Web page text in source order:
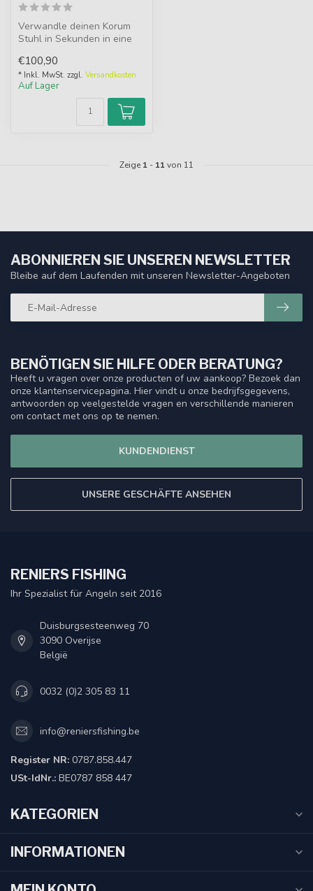
Verwandle deinen Korum
Stuhl in Sekunden in eine
Transpor...
€100,90
* Inkl. MwSt. zzgl. Versandkosten
Auf Lager
Zeige 1 - 11von 11
BENÖTIGEN SIE HILFE ODER BERATUNG?
Heeft u vragen over onze producten of uw aankoop? Bezoek dan
onze klantenservicepagina. Hier vindt u onze bedrijfsgegevens,
antwoorden op veelgestelde vragen en verschillende manieren
om contact met ons op te nemen.
KUNDENDIENST
UNSERE GESCHÄFTE ANSEHEN
ABONNIEREN SIE UNSEREN NEWSLETTER
Bleibe auf dem Laufenden mit unseren Newsletter-Angeboten
RENIERS FISHING
Ihr Spezialist für Angeln seit 2016
Duisburgsesteenweg 70
3090 Overijse
België
0032 (0)2 305 83 11
info@reniersfishing.be
Register NR: 0787.858.447
USt-IdNr.: BE0787 858 447
KATEGORIEN
INFORMATIONEN